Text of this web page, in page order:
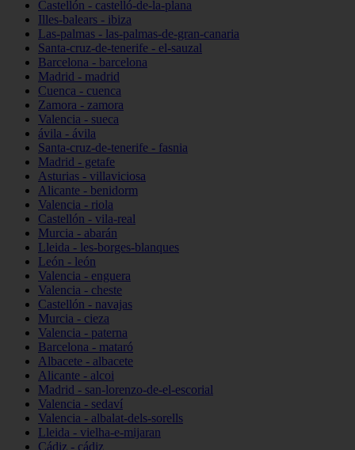
Castellón - castelló-de-la-plana
Illes-balears - ibiza
Las-palmas - las-palmas-de-gran-canaria
Santa-cruz-de-tenerife - el-sauzal
Barcelona - barcelona
Madrid - madrid
Cuenca - cuenca
Zamora - zamora
Valencia - sueca
ávila - ávila
Santa-cruz-de-tenerife - fasnia
Madrid - getafe
Asturias - villaviciosa
Alicante - benidorm
Valencia - riola
Castellón - vila-real
Murcia - abarán
Lleida - les-borges-blanques
León - león
Valencia - enguera
Valencia - cheste
Castellón - navajas
Murcia - cieza
Valencia - paterna
Barcelona - mataró
Albacete - albacete
Alicante - alcoi
Madrid - san-lorenzo-de-el-escorial
Valencia - sedaví
Valencia - albalat-dels-sorells
Lleida - vielha-e-mijaran
Cádiz - cádiz